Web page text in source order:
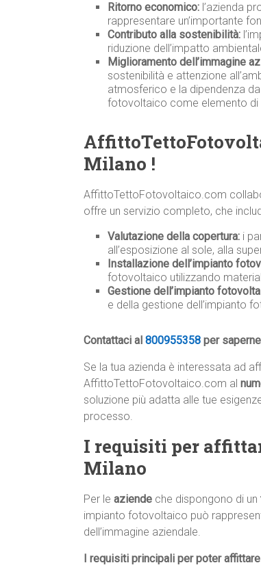
Ritorno economico: l’azienda
rappresentare un’importante
Contributo alla sostenibilità:
riduzione dell’impatto
Miglioramento dell’immagine
sostenibilità e attenzione
atmosferico e la dipendenza
fotovoltaico come elemento di
Milano !
AffittoTettoFotovoltaico.com
offre un servizio completo, che
Valutazione della copertura: i
all’esposizione al sole, alla
Installazione dell’impianto
fotovoltaico utilizzando
Gestione dell’impianto
e della gestione dell’impianto
Contattaci al 800955358 per
Se la tua azienda è interessata ad
AffittoTettoFotovoltaico.com al
soluzione più adatta alle tue
processo.
I requisiti per
Milano
Per le aziende che dispongono di un
impianto fotovoltaico può
dell’immagine aziendale.
I requisiti principali per poter